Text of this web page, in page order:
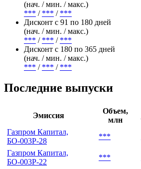
(нач. / мин. / макс.)
*** / *** / ***
Дисконт с 91 по 180 дней
(нач. / мин. / макс.)
*** / *** / ***
Дисконт с 180 по 365 дней
(нач. / мин. / макс.)
*** / *** / ***
Последние выпуски
Эмиссия
Объем,
млн
Газпром Капитал,
БО-003Р-28
***
Газпром Капитал,
БО-003Р-22
***